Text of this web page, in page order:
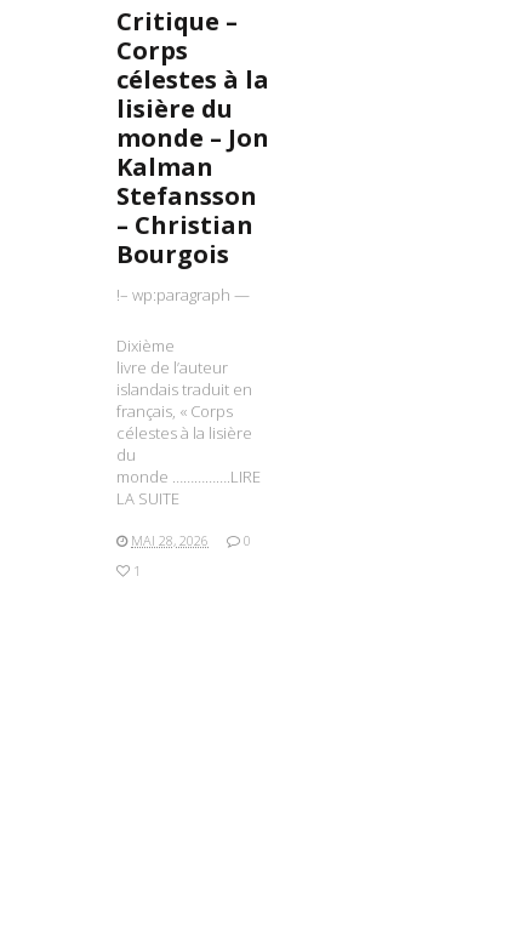
Critique –
Corps
célestes à la
lisière du
monde – Jon
Kalman
Stefansson
– Christian
Bourgois
!– wp:paragraph —
Dixième
livre de l’auteur
islandais traduit en
français, « Corps
célestes à la lisière
du
monde …………….LIRE
LA SUITE
MAI 28, 2026
0
1